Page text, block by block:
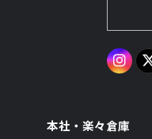
本社・楽々倉庫